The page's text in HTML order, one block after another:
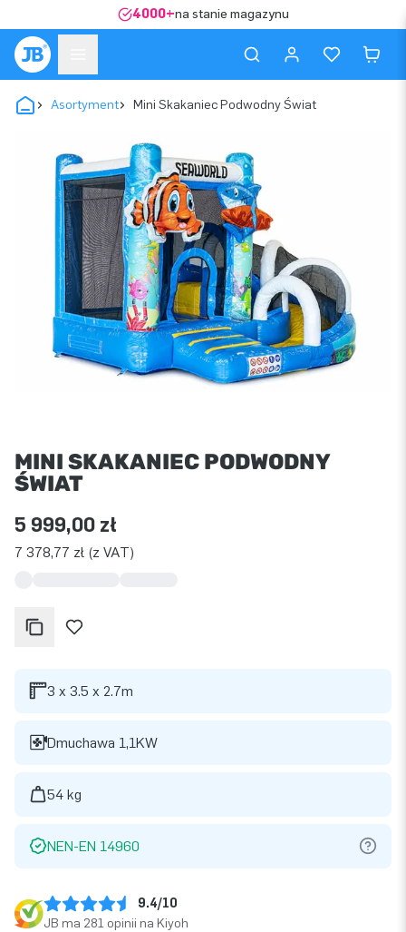
4000+na stanie magazynu
Asortyment Mini Skakaniec Podwodny Świat
MINI SKAKANIEC PODWODNY
ŚWIAT
5 999,00 zł
7 378,77 zł (z VAT)
3 x 3.5 x 2.7m
Dmuchawa 1,1KW
54 kg
NEN-EN 14960
9.4/10
JB ma 281 opinii na Kiyoh